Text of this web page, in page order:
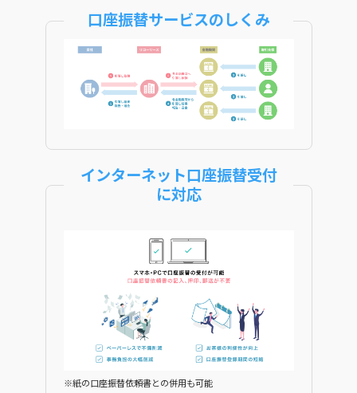
口座振替サービスのしくみ
インターネット口座振替受付
に対応
※紙の口座振替依頼書との併用も可能